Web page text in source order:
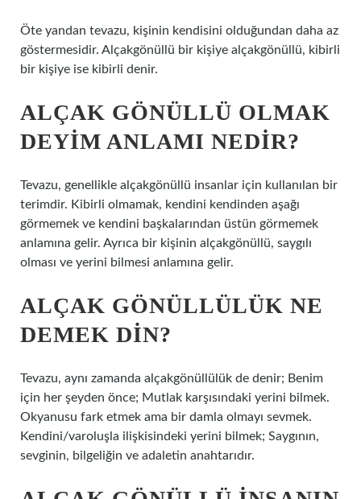
Öte yandan tevazu, kişinin kendisini olduğundan daha az
göstermesidir. Alçakgönüllü bir kişiye alçakgönüllü, kibirli
bir kişiye ise kibirli denir.
ALÇAK GÖNÜLLÜ OLMAK
DEYIM ANLAMI NEDIR?
Tevazu, genellikle alçakgönüllü insanlar için kullanılan bir
terimdir. Kibirli olmamak, kendini kendinden aşağı
görmemek ve kendini başkalarından üstün görmemek
anlamına gelir. Ayrıca bir kişinin alçakgönüllü, saygılı
olması ve yerini bilmesi anlamına gelir.
ALÇAK GÖNÜLLÜLÜK NE
DEMEK DIN?
Tevazu, aynı zamanda alçakgönüllülük de denir; Benim
için her şeyden önce; Mutlak karşısındaki yerini bilmek.
Okyanusu fark etmek ama bir damla olmayı sevmek.
Kendini/varoluşla ilişkisindeki yerini bilmek; Saygının,
sevginin, bilgeliğin ve adaletin anahtarıdır.